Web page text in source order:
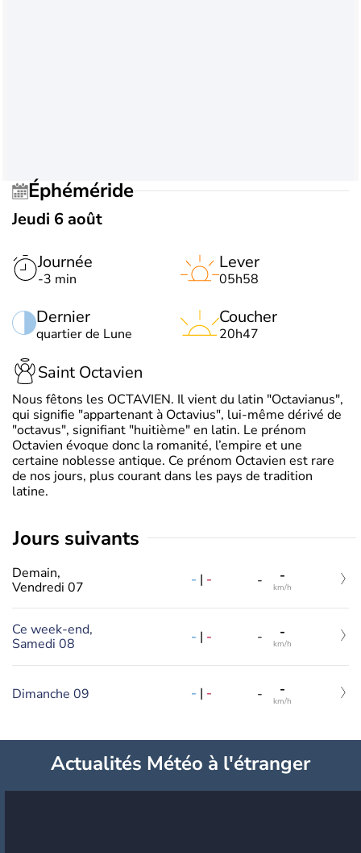
Éphéméride
Jeudi 6 août
Journée
-3 min
Dernier
quartier de Lune
Lever
05h58
Coucher
20h47
Saint Octavien
Nous fêtons les OCTAVIEN. Il vient du latin "Octavianus",
qui signifie "appartenant à Octavius", lui-même dérivé de
"octavus", signifiant "huitième" en latin. Le prénom
Octavien évoque donc la romanité, l’empire et une
certaine noblesse antique. Ce prénom Octavien est rare
de nos jours, plus courant dans les pays de tradition
latine.
jours suivants
Demain,
Vendredi 07
- | - - -
km/h
Ce week-end,
Samedi 08
- | - - -
km/h
Dimanche 09 - | - - -
km/h
Actualités Météo à l'étranger